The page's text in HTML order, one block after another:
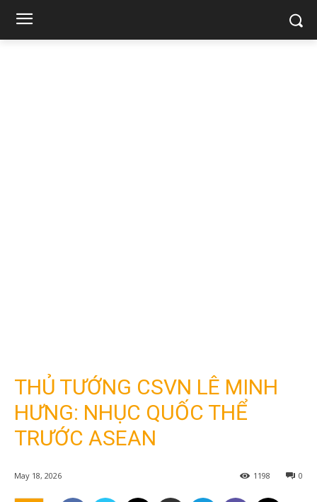
THỦ TƯỚNG CSVN LÊ MINH
HƯNG: NHỤC QUỐC THỂ
TRƯỚC ASEAN
May 18, 2026 0
1198